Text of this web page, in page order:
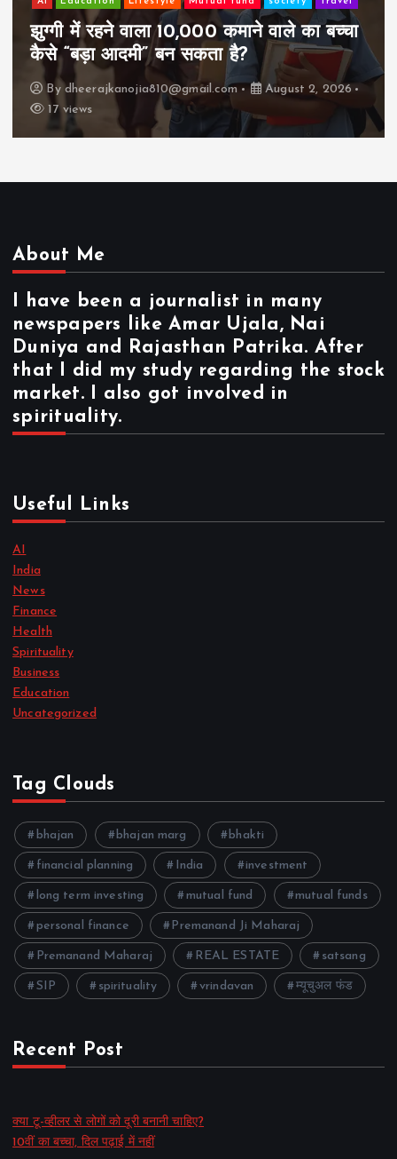
झुग्गी में रहने वाला 10,000 कमाने वाले का बच्चा
कैसे “बड़ा आदमी” बन सकता है?
By dheerajkanojia810@gmail.com
August 2, 2026
17 views
About Me
I have been a journalist in many
newspapers like Amar Ujala, Nai
Duniya and Rajasthan Patrika. After
that I did my study regarding the stock
market. I also got involved in
spirituality.
Useful Links
AI
India
News
Finance
Health
Spirituality
Business
Education
Uncategorized
Tag Clouds
bhajan bhajan marg bhakti
financial planning India investment
long term investing mutual fund mutual funds
personal finance Premanand Ji Maharaj
Premanand Maharaj REAL ESTATE satsang
SIP spirituality vrindavan म्यूचुअल फंड
Recent Post
क्या टू-व्हीलर से लोगों को दूरी बनानी चाहिए?
10वीं का बच्चा, दिल पढ़ाई में नहीं